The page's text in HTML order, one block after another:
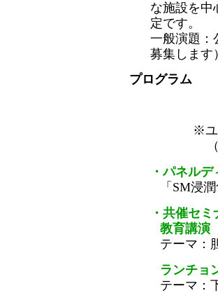
な施設を中
定です。
一般演題：
募集します
プログラム
※ユ
・パネル
「SM浸
・共催セミ
教育講演
テーマ：
ランチョ
テーマ：